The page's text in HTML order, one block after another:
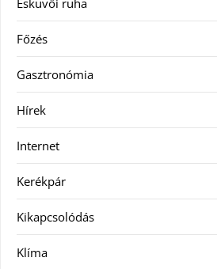
Főzés
Gasztronómia
Hírek
Internet
Kerékpár
Kikapcsolódás
Klíma